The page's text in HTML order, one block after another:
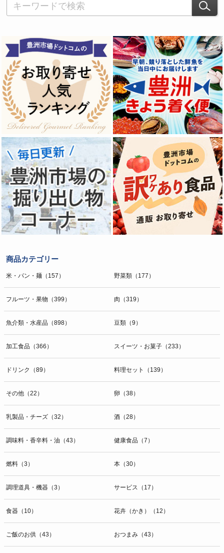
商品カテゴリー
米・パン・麺（157） 野菜類（177）
フルーツ・果物（399） 肉（319）
魚介類・水産品（898） 豆類（9）
加工食品（366） スイーツ・お菓子（233）
ドリンク（89） 料理セット（139）
その他（22） 卵（38）
乳製品・チーズ（32） 酒（28）
調味料・香辛料・油（43） 健康食品（7）
燃料（3） 本（30）
調理道具・機器（3） サービス（17）
食器（10） 花卉（かき）（12）
ご飯のお供（43） おつまみ（43）